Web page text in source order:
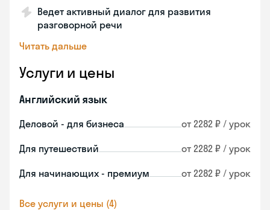
Ведет активный диалог для развития
разговорной речи
Читать дальше
Услуги и цены
Английский язык
Деловой - для бизнеса от 2282 ₽ / урок
Для путешествий от 2282 ₽ / урок
Для начинающих - премиум от 2282 ₽ / урок
Все услуги и цены (4)